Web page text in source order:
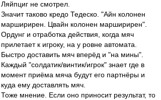
Ляйпциг не смотрел.
Значит таково кредо Тедеско. "Айн колонен
марширирен. Цвайн колонен марширирен".
Ордунг и отработка действия, когда мяч
прилетает к игроку, на у ровне автомата.
Быстро доставить мяч вперёд и "на мины".
Каждый "солдатик/винтик/игрок" знает где в
момент приёма мяча будут его партнёры и
куда ему доставлять мяч.
Тоже мнение. Если оно приносит результат, то